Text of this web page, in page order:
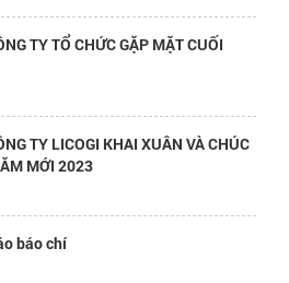
TY TỔ CHỨC GẶP MẶT CUỐI
TY LICOGI KHAI XUÂN VÀ CHÚC
MỚI 2023
báo chí